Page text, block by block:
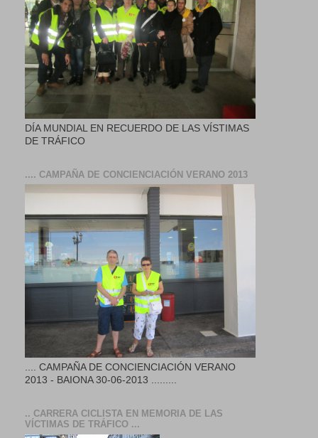
DÍA MUNDIAL EN RECUERDO DE LAS VÍSTIMAS
DE TRÁFICO
.... CAMPAÑA DE CONCIENCIACIÓN VERANO 2013
.... CAMPAÑA DE CONCIENCIACIÓN VERANO
2013 - BAIONA 30-06-2013 .........
.. CARRERA CICLISTA EN MEMORIA DE LAS
VÍCTIMAS DE TRÁFICO ...